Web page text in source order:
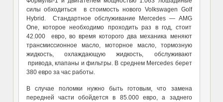
силы обходиться в стоимость нового Volkswagen Golf
Hybrid. Стандартное обслуживание Mercedes — AMG
One, которое необходимо проходить раз в год, стоит
42.000 евро, во время которого два механика меняют
трансмиссионное масло, моторное масло, тормозную
жидкость, охлаждающую жидкость, обслуживают
привода, клапаны и фильтры. В среднем Mercedes берет
380 евро за час работы.
В случае поломки нужно быть готовым, что замена
передней части обойдется в 85.000 евро, а заднего